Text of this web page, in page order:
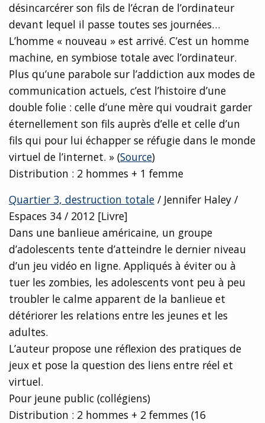
désincarcérer son fils de l’écran de l’ordinateur
devant lequel il passe toutes ses journées…
L’homme « nouveau » est arrivé. C’est un homme
machine, en symbiose totale avec l’ordinateur.
Plus qu’une parabole sur l’addiction aux modes de
communication actuels, c’est l’histoire d’une
double folie : celle d’une mère qui voudrait garder
éternellement son fils auprès d’elle et celle d’un
fils qui pour lui échapper se réfugie dans le monde
virtuel de l’internet. » (Source)
Distribution : 2 hommes + 1 femme
Quartier 3, destruction totale / Jennifer Haley /
Espaces 34 / 2012 [Livre]
Dans une banlieue américaine, un groupe
d’adolescents tente d’atteindre le dernier niveau
d’un jeu vidéo en ligne. Appliqués à éviter ou à
tuer les zombies, les adolescents vont peu à peu
troubler le calme apparent de la banlieue et
détériorer les relations entre les jeunes et les
adultes.
L’auteur propose une réflexion des pratiques de
jeux et pose la question des liens entre réel et
virtuel.
Pour jeune public (collégiens)
Distribution : 2 hommes + 2 femmes (16